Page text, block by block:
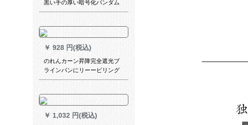
黒い手の厚い暗号化パンダム
庭園の家の遮光5メトル幅8メ
￥ 928 円(税込)
のれんカーン昇降完全遮光ブ
ラインパンにリーービリング
寝室を装着しないでくださ
ラカーテンf 050-7
￥ 1,032 円(税込)